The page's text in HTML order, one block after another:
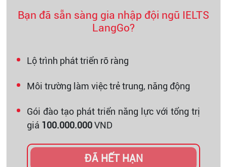
Bạn đã sẵn sàng gia nhập đội ngũ IELTS
LangGo?
Lộ trình phát triển rõ ràng
Môi trường làm việc trẻ trung, năng động
Gói đào tạo phát triển năng lực với tổng trị
giá 100.000.000VND
ĐÃ HẾT HẠN